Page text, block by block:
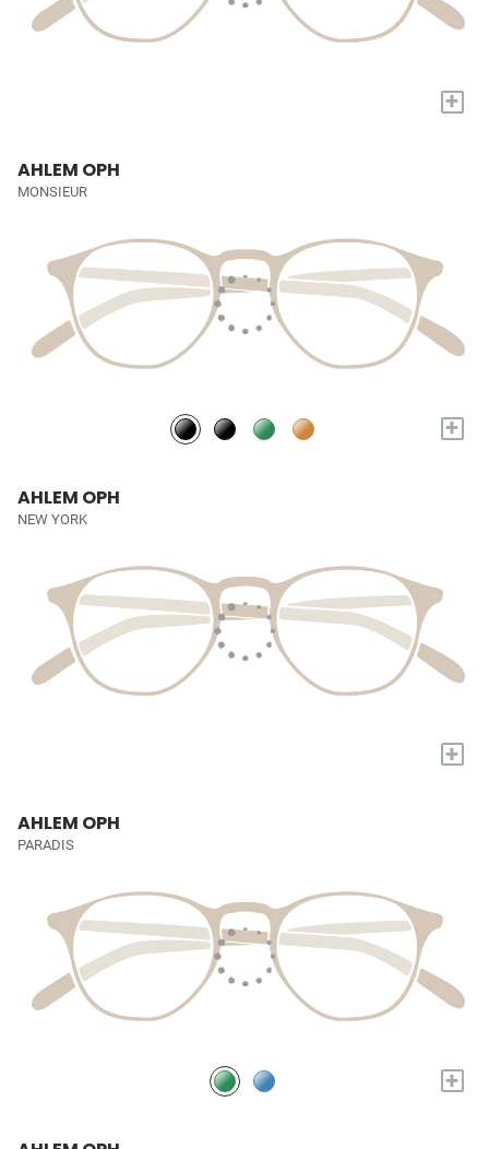
+
AHLEM OPH
MONSIEUR
+
AHLEM OPH
NEW YORK
+
AHLEM OPH
PARADIS
+